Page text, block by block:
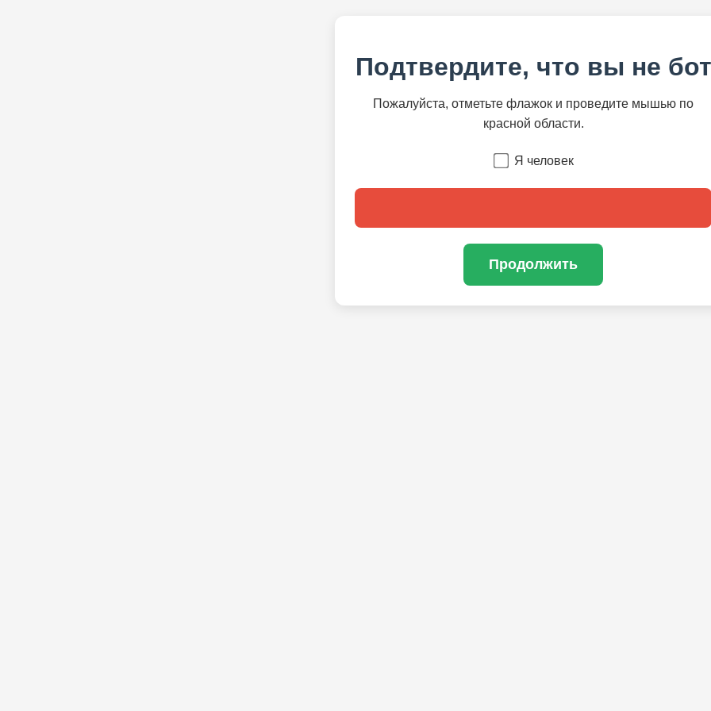
Подтвердите, что вы не бот
Пожалуйста, отметьте флажок и проведите мышью по
красной области.
Я человек
Продолжить